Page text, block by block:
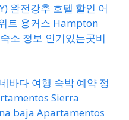
완전강추 호텔 할인 어
트 용커스 Hampton
소 정보 인기있는곳비
바다 여행 숙박 예약 정
Sierra
baja Apartamentos